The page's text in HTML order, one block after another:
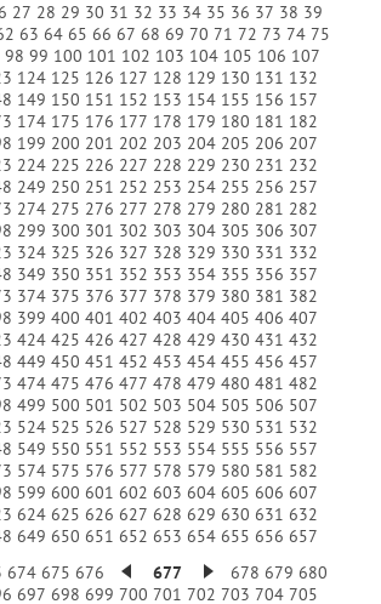
27 28 29 30 31 32 33 34 35 36 37 38 39
63 64 65 66 67 68 69 70 71 72 73 74 75
98 99 100 101 102 103 104 105 106 107
124 125 126 127 128 129 130 131 132
149 150 151 152 153 154 155 156 157
174 175 176 177 178 179 180 181 182
199 200 201 202 203 204 205 206 207
224 225 226 227 228 229 230 231 232
249 250 251 252 253 254 255 256 257
274 275 276 277 278 279 280 281 282
299 300 301 302 303 304 305 306 307
324 325 326 327 328 329 330 331 332
349 350 351 352 353 354 355 356 357
374 375 376 377 378 379 380 381 382
399 400 401 402 403 404 405 406 407
424 425 426 427 428 429 430 431 432
449 450 451 452 453 454 455 456 457
474 475 476 477 478 479 480 481 482
499 500 501 502 503 504 505 506 507
524 525 526 527 528 529 530 531 532
549 550 551 552 553 554 555 556 557
574 575 576 577 578 579 580 581 582
599 600 601 602 603 604 605 606 607
624 625 626 627 628 629 630 631 632
649 650 651 652 653 654 655 656 657
674 675 676 677 678 679 680
697 698 699 700 701 702 703 704 705